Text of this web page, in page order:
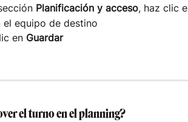
Planificación y acceso, haz clic
el equipo de destino
en Guardar
el turno en el planning?